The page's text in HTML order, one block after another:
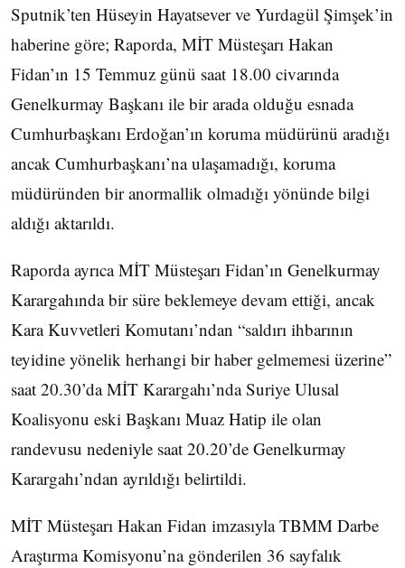
Sputnik’ten Hüseyin Hayatsever ve Yurdagül Şimşek’in
haberine göre; Raporda, MİT Müsteşarı Hakan
Fidan’ın 15 Temmuz günü saat 18.00 civarında
Genelkurmay Başkanı ile bir arada olduğu esnada
Cumhurbaşkanı Erdoğan’ın koruma müdürünü aradığı
ancak Cumhurbaşkanı’na ulaşamadığı, koruma
müdüründen bir anormallik olmadığı yönünde bilgi
aldığı aktarıldı.
Raporda ayrıca MİT Müsteşarı Fidan’ın Genelkurmay
Karargahında bir süre beklemeye devam ettiği, ancak
Kara Kuvvetleri Komutanı’ndan “saldırı ihbarının
teyidine yönelik herhangi bir haber gelmemesi üzerine”
saat 20.30’da MİT Karargahı’nda Suriye Ulusal
Koalisyonu eski Başkanı Muaz Hatip ile olan
randevusu nedeniyle saat 20.20’de Genelkurmay
Karargahı’ndan ayrıldığı belirtildi.
MİT Müsteşarı Hakan Fidan imzasıyla TBMM Darbe
Araştırma Komisyonu’na gönderilen 36 sayfalık